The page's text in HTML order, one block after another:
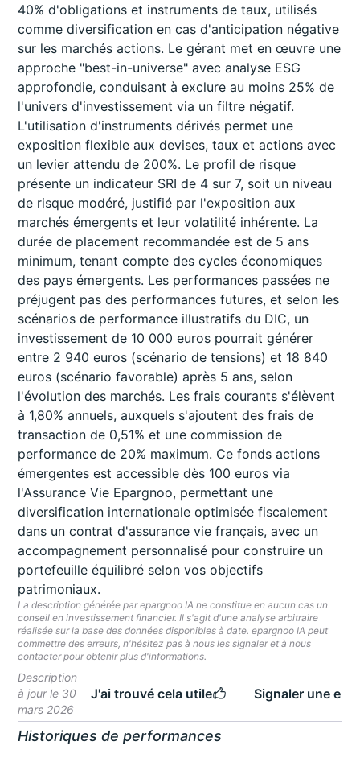
40% d'obligations et instruments de taux, utilisés
comme diversification en cas d'anticipation négative
sur les marchés actions. Le gérant met en œuvre une
approche "best-in-universe" avec analyse ESG
approfondie, conduisant à exclure au moins 25% de
l'univers d'investissement via un filtre négatif.
L'utilisation d'instruments dérivés permet une
exposition flexible aux devises, taux et actions avec
un levier attendu de 200%. Le profil de risque
présente un indicateur SRI de 4 sur 7, soit un niveau
de risque modéré, justifié par l'exposition aux
marchés émergents et leur volatilité inhérente. La
durée de placement recommandée est de 5 ans
minimum, tenant compte des cycles économiques
des pays émergents. Les performances passées ne
préjugent pas des performances futures, et selon les
scénarios de performance illustratifs du DIC, un
investissement de 10 000 euros pourrait générer
entre 2 940 euros (scénario de tensions) et 18 840
euros (scénario favorable) après 5 ans, selon
l'évolution des marchés. Les frais courants s'élèvent
à 1,80% annuels, auxquels s'ajoutent des frais de
transaction de 0,51% et une commission de
performance de 20% maximum. Ce fonds actions
émergentes est accessible dès 100 euros via
l'Assurance Vie Epargnoo, permettant une
diversification internationale optimisée fiscalement
dans un contrat d'assurance vie français, avec un
accompagnement personnalisé pour construire un
portefeuille équilibré selon vos objectifs
patrimoniaux.
La description générée par epargnoo IA ne constitue en aucun cas un
conseil en investissement financier. Il s'agit d'une analyse arbitraire
réalisée sur la base des données disponibles à date. epargnoo IA peut
commettre des erreurs, n'hésitez pas à nous les signaler et à nous
contacter pour obtenir plus d'informations.
Description
à jour le 30
mars 2026
J'ai trouvé cela utile Signaler une
Historiques de performances